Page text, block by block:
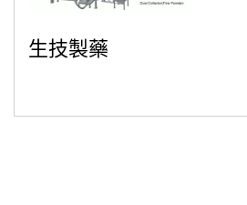
生技製藥